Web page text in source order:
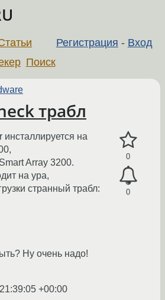
Регистрация - Вход
Поиск
трабл
0
0
инсталлируется на
Array 3200.
на ура,
странный трабл:
Ну очень надо!
+00:00